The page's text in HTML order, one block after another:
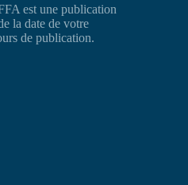
est une publication
la date de votre
de publication.